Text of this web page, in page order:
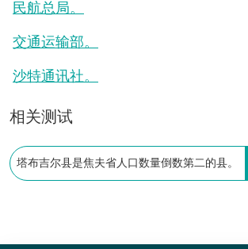
民航总局。
交通运输部。
沙特通讯社。
相关测试
塔布吉尔县是焦夫省人口数量倒数第二的县。